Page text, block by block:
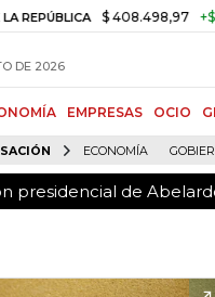
$ 408.498,97 +$ 8.753,81
DE 2026
EMPRESAS OCIO
ECONOMÍA
presidencial de
presidencial de